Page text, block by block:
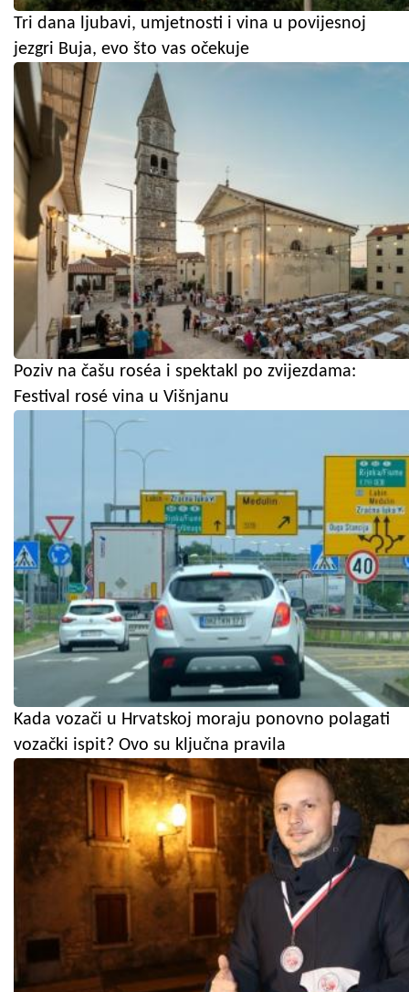
Tri dana ljubavi, umjetnosti i vina u povijesnoj
jezgri Buja, evo što vas očekuje
Poziv na čašu roséa i spektakl po zvijezdama:
Festival rosé vina u Višnjanu
Kada vozači u Hrvatskoj moraju ponovno polagati
vozački ispit? Ovo su ključna pravila